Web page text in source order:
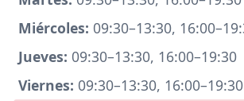
Miércoles: 09:30–13:30,
Jueves: 09:30–13:30, 16:00–19:30
Viernes: 09:30–13:30, 16:00–19:30